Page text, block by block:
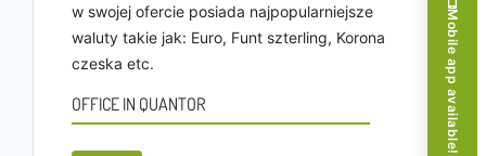
w swojej ofercie posiada najpopularniejsze
waluty takie jak: Euro, Funt szterling, Korona
czeska etc.
OFFICE IN QUANTOR Mobile app available!